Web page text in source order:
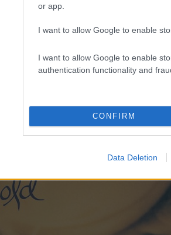
or app.
I want to allow Google to enable
I want to allow Google to enable
authentication functionality and
CONFIRM
Data Deletion
The Vault